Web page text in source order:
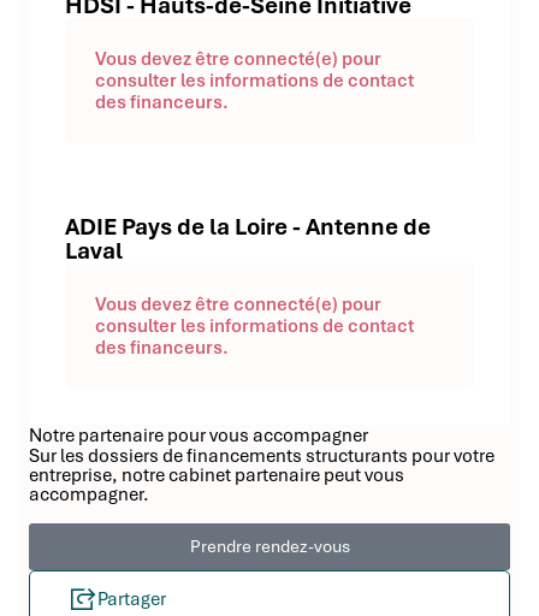
Vous devez être connecté(e) pour
consulter les informations de contact
des financeurs.
ADIE Pays de la Loire - Antenne de
Laval
Vous devez être connecté(e) pour
consulter les informations de contact
des financeurs.
Notre partenaire pour vous accompagner
Sur les dossiers de financements structurants pour votre
entreprise, notre cabinet partenaire peut vous
accompagner.
Prendre rendez-vous
Partager